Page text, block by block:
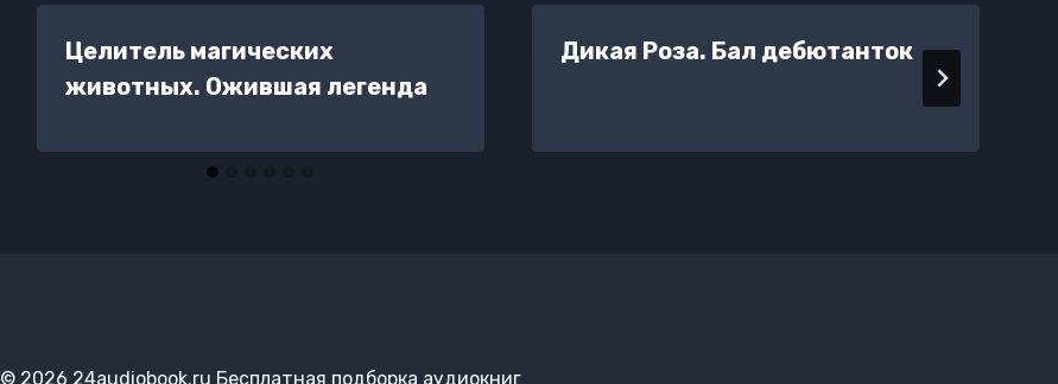
Целитель магических
животных. Ожившая легенда
Дикая Роза. Бал дебютанток
© 2026 24audiobook.ru Бесплатная подборка аудиокниг